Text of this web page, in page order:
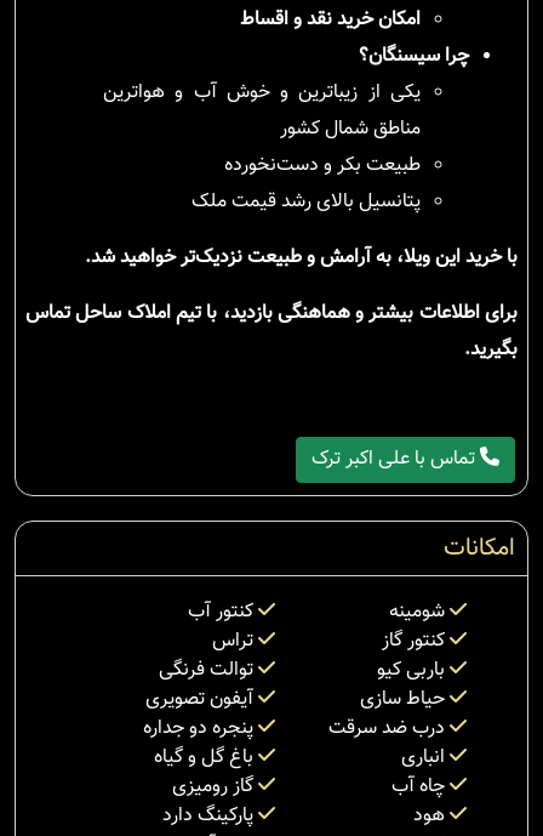
امکان خرید نقد و اقساط
چرا سیسنگان؟
یکی از زیباترین و خوش آب و هواترین
مناطق شمال کشور
طبیعت بکر و دست‌نخورده
پتانسیل بالای رشد قیمت ملک
با خرید این ویلا، به آرامش و طبیعت نزدیک‌تر خواهید شد.
برای اطلاعات بیشتر و هماهنگی بازدید، با تیم املاک ساحل تماس
بگیرید.
تماس با علی اکبر ترک
امکانات
شومینه
کنتور آب
کنتور گاز
تراس
باربی کیو
توالت فرنگی
حیاط سازی
آیفون تصویری
درب ضد سرقت
پنجره دو جداره
انباری
باغ گل و گیاه
چاه آب
گاز رومیزی
هود
پارکینگ دارد